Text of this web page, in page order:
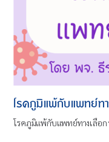
โรคภูมิแพ้กับแพทย์ท
โรคภูมิแพ้กับแพทย์ทางเลือ